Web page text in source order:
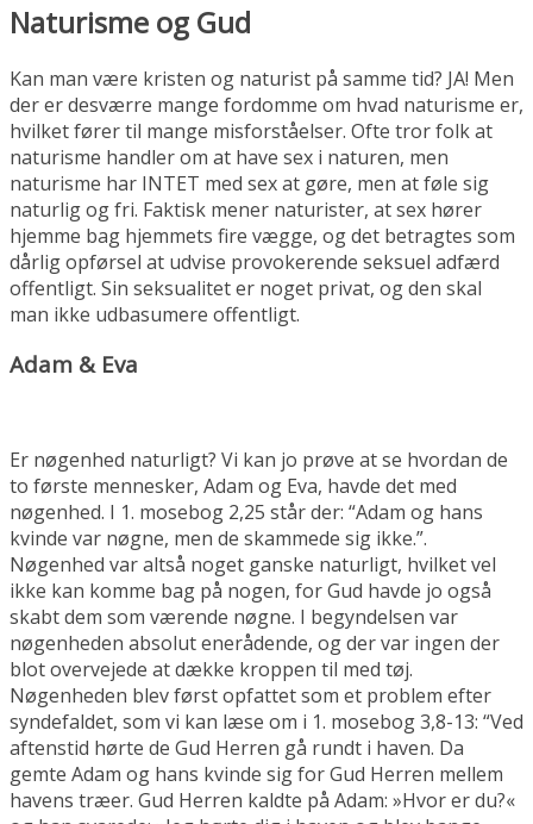
Naturisme og Gud
Kan man være kristen og naturist på samme tid? JA! Men
der er desværre mange fordomme om hvad naturisme er,
hvilket fører til mange misforståelser. Ofte tror folk at
naturisme handler om at have sex i naturen, men
naturisme har INTET med sex at gøre, men at føle sig
naturlig og fri. Faktisk mener naturister, at sex hører
hjemme bag hjemmets fire vægge, og det betragtes som
dårlig opførsel at udvise provokerende seksuel adfærd
offentligt. Sin seksualitet er noget privat, og den skal
man ikke udbasumere offentligt.
Adam & Eva
Er nøgenhed naturligt? Vi kan jo prøve at se hvordan de
to første mennesker, Adam og Eva, havde det med
nøgenhed. I 1. mosebog 2,25 står der: “Adam og hans
kvinde var nøgne, men de skammede sig ikke.”.
Nøgenhed var altså noget ganske naturligt, hvilket vel
ikke kan komme bag på nogen, for Gud havde jo også
skabt dem som værende nøgne. I begyndelsen var
nøgenheden absolut enerådende, og der var ingen der
blot overvejede at dække kroppen til med tøj.
Nøgenheden blev først opfattet som et problem efter
syndefaldet, som vi kan læse om i 1. mosebog 3,8-13: “Ved
aftenstid hørte de Gud Herren gå rundt i haven. Da
gemte Adam og hans kvinde sig for Gud Herren mellem
havens træer. Gud Herren kaldte på Adam: »Hvor er du?«